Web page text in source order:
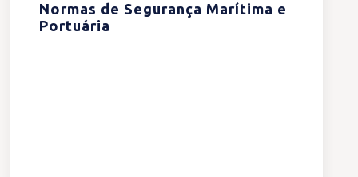
Normas de Segurança Marítima e
Portuária